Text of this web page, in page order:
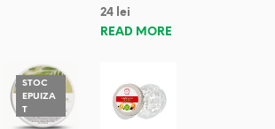
24 lei
READ MORE
STOC
EPUIZA
T